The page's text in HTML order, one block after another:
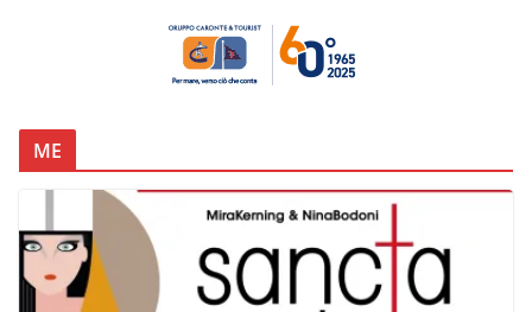
ME